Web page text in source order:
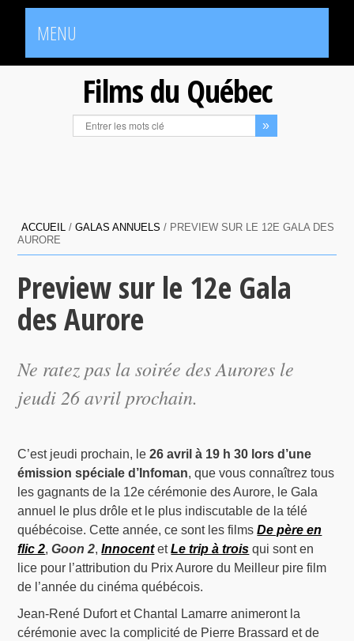
MENU
Films du Québec
ACCUEIL /GALAS ANNUELS / PREVIEW SUR LE 12E GALA DES
AURORE
Preview sur le 12e Gala
des Aurore
Ne ratez pas la soirée des Aurores le
jeudi 26 avril prochain.
C’est jeudi prochain, le26 avril à 19 h 30 lors d’une
émission spéciale d’Infoman, que vous connaîtrez tous
les gagnants de la 12e cérémonie des Aurore, le Gala
annuel le plus drôle et le plus indiscutable de la télé
québécoise. Cette année, ce sont les filmsDe père en
flic 2,Goon 2,InnocentetLe trip à trois qui sont en
lice pour l’attribution du Prix Aurore du Meilleur pire film
de l’année du cinéma québécois.
Jean-René Dufort et Chantal Lamarre animeront la
cérémonie avec la complicité de Pierre Brassard et de